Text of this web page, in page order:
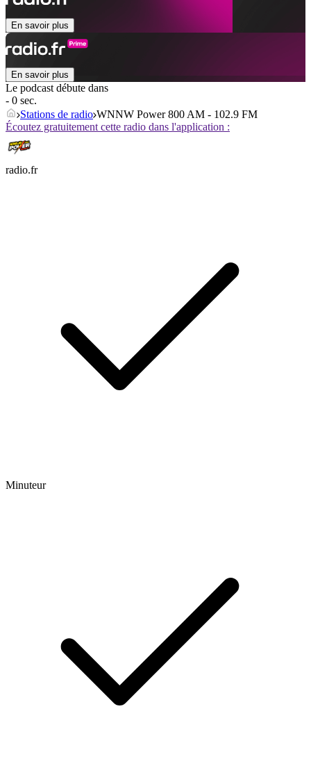
En savoir plus
En savoir plus
Le podcast débute dans
- 0 sec.
Stations de radio WNNW Power 800 AM - 102.9 FM
Écoutez gratuitement cette radio dans l'application :
radio.fr
Minuteur